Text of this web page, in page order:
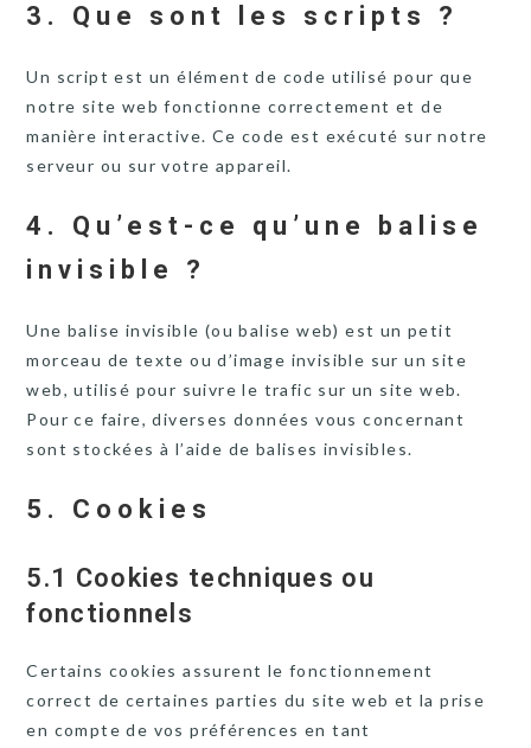
3. Que sont les scripts ?
Un script est un élément de code utilisé pour que
notre site web fonctionne correctement et de
manière interactive. Ce code est exécuté sur notre
serveur ou sur votre appareil.
4. Qu’est-ce qu’une balise
invisible ?
Une balise invisible (ou balise web) est un petit
morceau de texte ou d’image invisible sur un site
web, utilisé pour suivre le trafic sur un site web.
Pour ce faire, diverses données vous concernant
sont stockées à l’aide de balises invisibles.
5. Cookies
5.1 Cookies techniques ou
fonctionnels
Certains cookies assurent le fonctionnement
correct de certaines parties du site web et la prise
en compte de vos préférences en tant